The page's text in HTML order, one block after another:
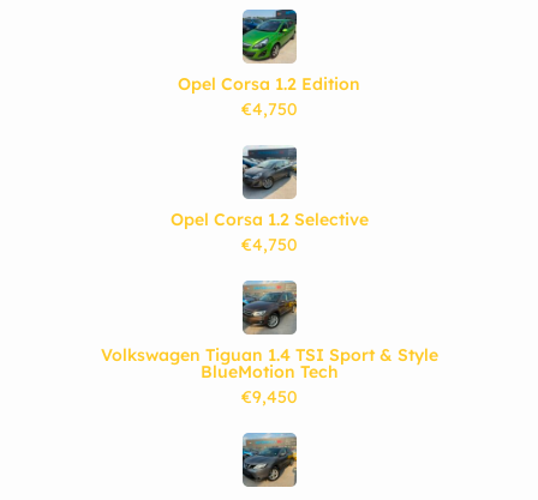
Opel Corsa 1.2 Edition
€4,750
Opel Corsa 1.2 Selective
€4,750
Volkswagen Tiguan 1.4 TSI Sport & Style
BlueMotion Tech
€9,450